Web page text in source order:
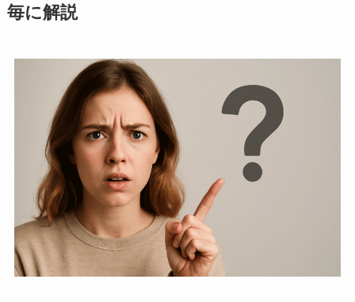
毎に解説